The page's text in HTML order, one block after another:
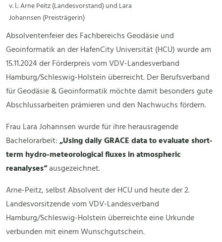
v. l.: Arne Peitz (Landesvorstand) und Lara
Johannsen (Preisträgerin)
Absolventenfeier des Fachbereichs Geodäsie und
Geoinformatik an der HafenCity Universität (HCU) wurde am
15.11.2024 der Förderpreis vom VDV-Landesverband
Hamburg/Schleswig-Holstein überreicht. Der Berufsverband
für Geodäsie & Geoinformatik möchte damit besonders gute
Abschlussarbeiten prämieren und den Nachwuchs fördern.
Frau Lara Johannsen wurde für ihre herausragende
Bachelorarbeit:„Using daily GRACE data to evaluate short-
term hydro-meteorological fluxes in atmospheric
reanalyses“ausgezeichnet.
Arne-Peitz, selbst Absolvent der HCU und heute der 2.
Landesvorsitzende vom VDV-Landesverband
Hamburg/Schleswig-Holstein überreichte eine Urkunde
verbunden mit einem Wunschgutschein.